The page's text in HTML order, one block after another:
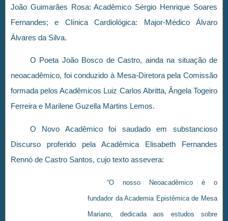
João Guimarães Rosa: Acadêmico Sérgio Henrique Soares
Fernandes; e Clínica Cardiológica: Major-Médico Álvaro
Álvares da Silva.
O Poeta João Bosco de Castro, ainda na situação de
neoacadêmico, foi conduzido à Mesa-Diretora pela Comissão
formada pelos Acadêmicos Luiz Carlos Abritta, Ângela Togeiro
Ferreira e Marilene Guzella Martins Lemos.
O Novo Acadêmico foi saudado em substancioso
Discurso proferido pela Acadêmica Elisabeth Fernandes
Rennó de Castro Santos, cujo texto assevera:
“O nosso Neoacadêmico é o
fundador da Academia Epistêmica de Mesa
Mariano, dedicada aos estudos sobre